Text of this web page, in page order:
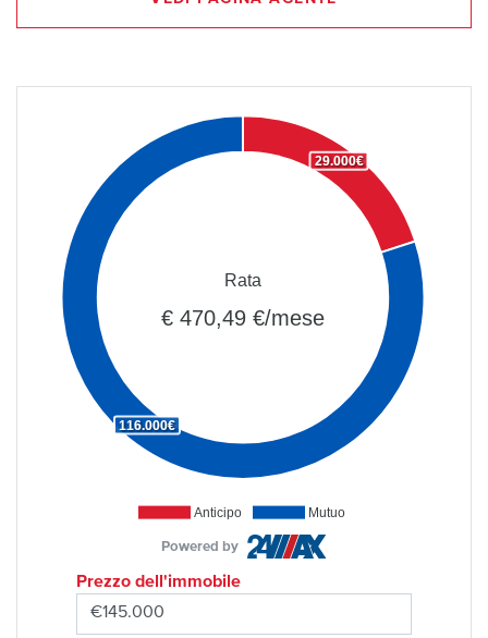
Anticipo Mutuo
29.000€
116.000€
Rata
€ 470,49 €/mese
Powered by
Prezzo dell'immobile